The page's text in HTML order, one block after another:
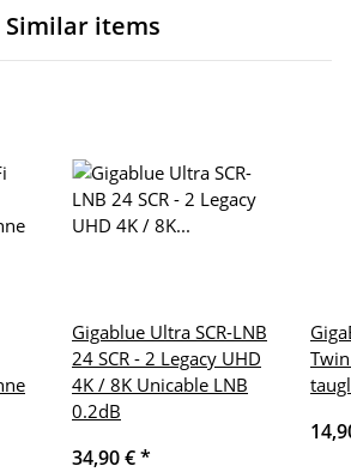
Similar items
Gigablue Ultra SCR-LNB
24 SCR - 2 Legacy UHD
4K / 8K Unicable LNB
0.2dB
34,90 €*